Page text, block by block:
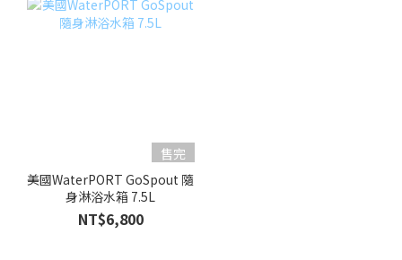
售完
美國WaterPORT GoSpout 隨
身淋浴水箱 7.5L
NT$6,800